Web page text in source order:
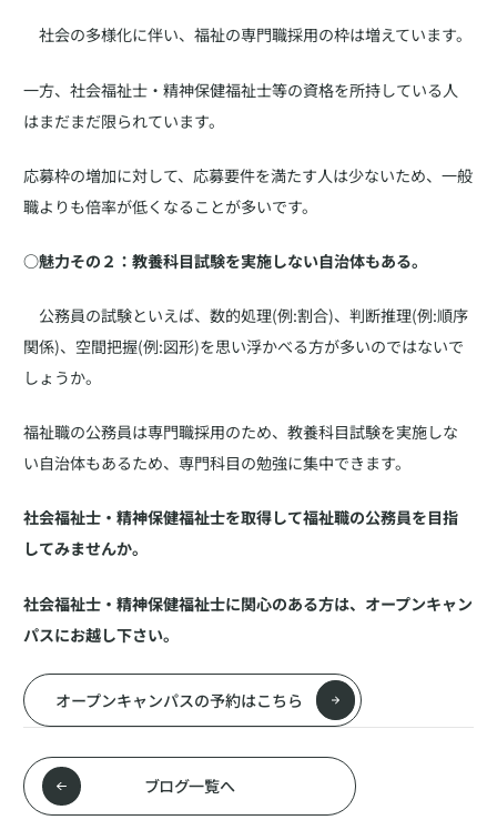
社会の多様化に伴い、福祉の専門職採用の枠は増えています。
一方、社会福祉士・精神保健福祉士等の資格を所持している人
はまだまだ限られています。
応募枠の増加に対して、応募要件を満たす人は少ないため、一般
職よりも倍率が低くなることが多いです。
○魅力その２：教養科目試験を実施しない自治体もある。
公務員の試験といえば、数的処理(例:割合)、判断推理(例:順序
関係)、空間把握(例:図形)を思い浮かべる方が多いのではないで
しょうか。
福祉職の公務員は専門職採用のため、教養科目試験を実施しな
い自治体もあるため、専門科目の勉強に集中できます。
社会福祉士・精神保健福祉士を取得して福祉職の公務員を目指
してみませんか。
社会福祉士・精神保健福祉士に関心のある方は、オープンキャン
パスにお越し下さい。
オープンキャンパスの予約はこちら
ブログ一覧へ